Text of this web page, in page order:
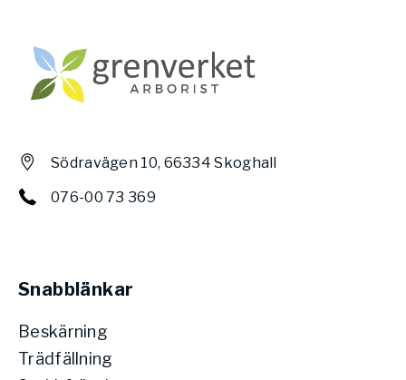
Södravägen 10, 66334 Skoghall
076-00 73 369
Snabblänkar
Beskärning
Trädfällning